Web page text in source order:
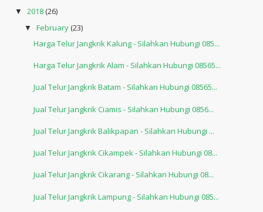
▼ 2018(26)
▼ February(23)
Harga Telur Jangkrik Kalung - Silahkan Hubungi 085...
Harga Telur Jangkrik Alam - Silahkan Hubungi 08565...
Jual Telur Jangkrik Batam - Silahkan Hubungi 08565...
Jual Telur Jangkrik Ciamis - Silahkan Hubungi 0856...
Jual Telur Jangkrik Balikpapan - Silahkan Hubungi ...
Jual Telur Jangkrik Cikampek - Silahkan Hubungi 08...
Jual Telur Jangkrik Cikarang - Silahkan Hubungi 08...
Jual Telur Jangkrik Lampung - Silahkan Hubungi 085...